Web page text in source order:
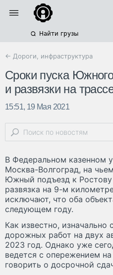
Найти грузы
← Дороги, инфраструктура
Сроки пуска
и развязки на
15:51, 19 Мая 2021
В Федеральном казенном
Москва-Волгоград, на
Южный подъезд к
развязка на 9-м
исключают, что оба
следующем году.
Как известно, изначально
дорожных работ на двух
2023 год. Однако уже
ведется с опережением
говорить о досрочной